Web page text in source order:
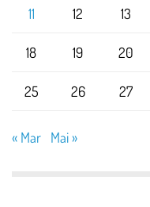
11 12 13
18 19 20
25 26 27
« Mar Mai »